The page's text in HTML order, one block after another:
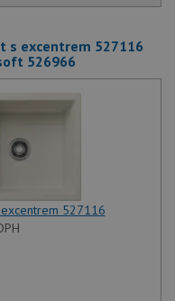
s excentrem 527116
526966
527116